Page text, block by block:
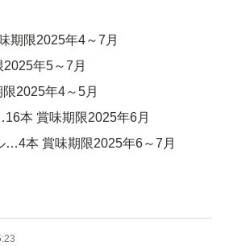
期限2025年4～7月
年5～7月
2025年4～5月
本 賞味期限2025年6月
…4本 賞味期限2025年6～7月
梱包での発送となります。